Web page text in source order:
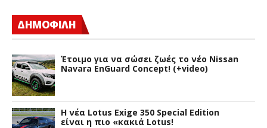
ΔΗΜΟΦΙΛΗ
Έτοιμο για να σώσει ζωές το νέο Nissan
Navara EnGuard Concept! (+video)
H νέα Lotus Exige 350 Special Edition
είναι η πιο «κακιά Lotus!